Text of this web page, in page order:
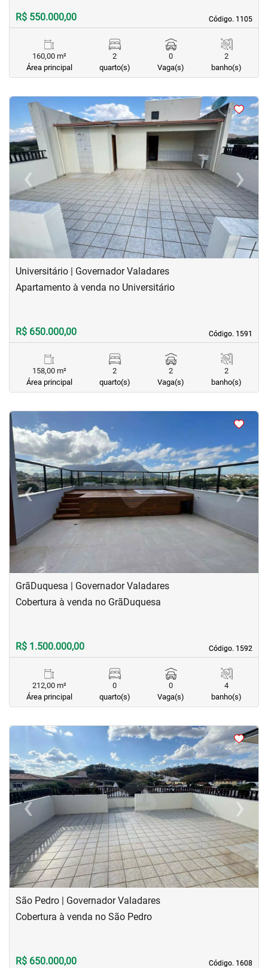
Código. 1105
Código. 1105
R$ 550.000,00
160,00 m²
Área principal
2
quarto(s)
0
Vaga(s)
2
banho(s)
< <<
‹Previous ›Next
Universitário | Governador Valadares
Código. 1591
Código. 1591
Apartamento à venda no Universitário
R$ 650.000,00
158,00 m²
Área principal
2
quarto(s)
2
Vaga(s)
2
banho(s)
<
‹Previous ›Next
GrãDuquesa | Governador Valadares
Código. 1592
Código. 1592
Cobertura à venda no GrãDuquesa
R$ 1.500.000,00
212,00 m²
Área principal
0
quarto(s)
0
Vaga(s)
4
banho(s)
<
‹Previous ›Next
São Pedro | Governador Valadares
Código. 1608
Código. 1608
Cobertura à venda no São Pedro
R$ 650.000,00